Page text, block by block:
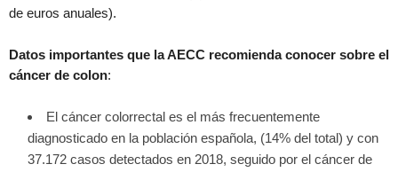
de euros anuales).
Datos importantes que la AECC recomienda conocer sobre el
cáncer de colon:
El cáncer colorrectal es el más frecuentemente
diagnosticado en la población española, (14% del total) y con
37.172 casos detectados en 2018, seguido por el cáncer de